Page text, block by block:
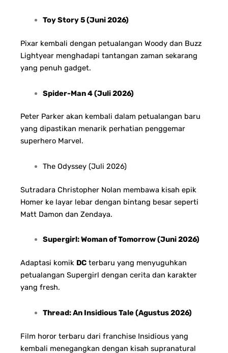
Toy Story 5 (Juni 2026)
Pixar kembali dengan petualangan Woody dan Buzz
Lightyear menghadapi tantangan zaman sekarang
yang penuh gadget.
Spider-Man 4 (Juli 2026)
Peter Parker akan kembali dalam petualangan baru
yang dipastikan menarik perhatian penggemar
superhero Marvel.
The Odyssey (Juli 2026)
Sutradara Christopher Nolan membawa kisah epik
Homer ke layar lebar dengan bintang besar seperti
Matt Damon dan Zendaya.
Supergirl: Woman of Tomorrow (Juni 2026)
Adaptasi komik DC terbaru yang menyuguhkan
petualangan Supergirl dengan cerita dan karakter
yang fresh.
Thread: An Insidious Tale (Agustus 2026)
Film horor terbaru dari franchise Insidious yang
kembali menegangkan dengan kisah supranatural